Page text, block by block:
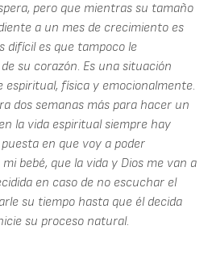
pero que mientras su tamaño
a un mes de crecimiento es
difícil es que tampoco le
su corazón. Es una situación
espiritual, física y emocionalmente.
dos semanas más para hacer un
la vida espiritual siempre hay
en que voy a poder
bebé, que la vida y Dios me van a
en caso de no escuchar el
su tiempo hasta que él decida
su proceso natural.